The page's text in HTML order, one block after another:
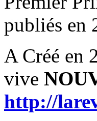
publiés en
A Créé en
vive
http://